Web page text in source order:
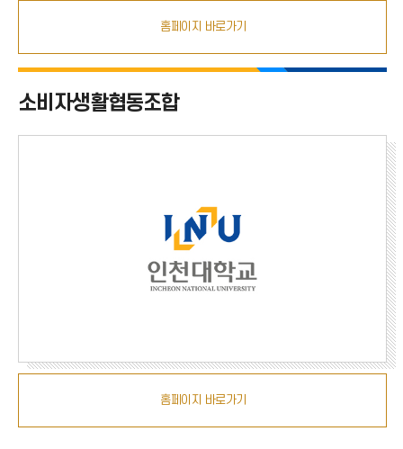
홈페이지 바로가기
홈페이지 바로가기
소비자생활협동조합